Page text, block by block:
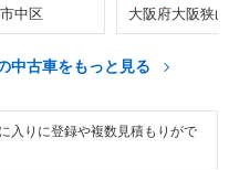
中区 大阪府大阪狭
中古車をもっと見る
入りに登録や複数見積もりがで